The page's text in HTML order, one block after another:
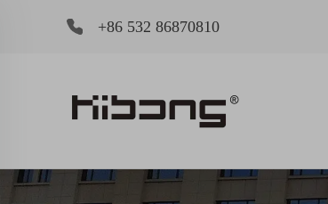
+86 532 86870810